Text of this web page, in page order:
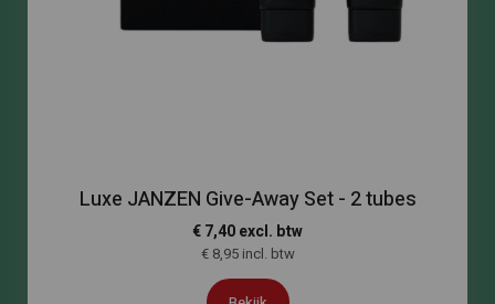
Luxe JANZEN Give-Away Set - 2 tubes
€ 7,40 excl. btw
€ 8,95 incl. btw